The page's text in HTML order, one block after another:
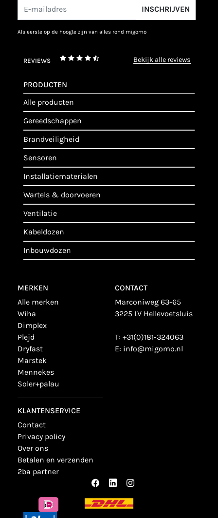
INSCHRIJVEN
als eerste op de hoogte zijn van alles rond migomo
REVIEWS bekijk alle reviews
PRODUCTEN
alle producten
gereedschappen
brandveiligheid
sensoren
installatiematerialen
wartels & doorvoeren
ventilatie
kabeldozen
inbouwdozen
MERKEN
alle merken
wiha
dimplex
plejd
dryfast
marstek
mennekes
soler+palau
KLANTENSERVICE
contact
privacy policy
over ons
betalen en verzenden
2ba partner
CONTACT
Marconiweg 63-65
3225 LV Hellevoetsluis
T: +31(0)181-324063
E: info@migomo.nl